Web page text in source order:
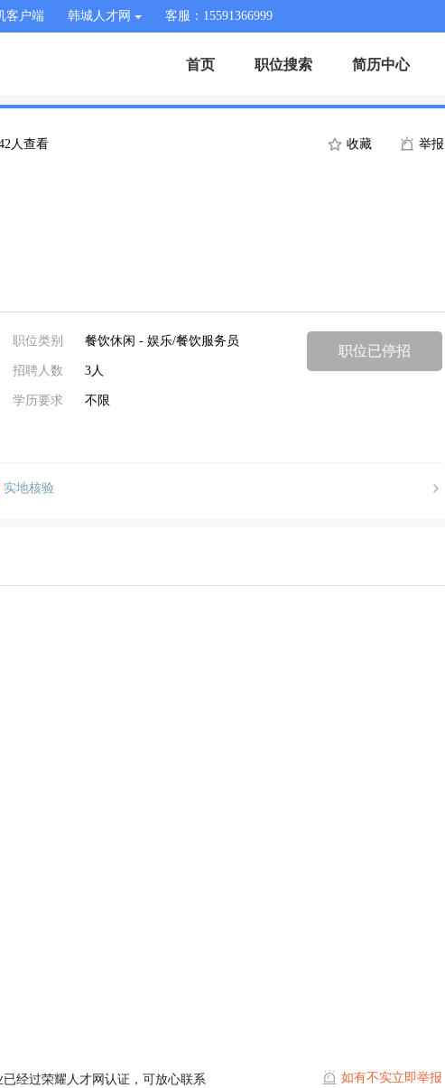
客户端 韩城人才网 客服：15591366999
首页 职位搜索 简历中心
人查看 收藏 举报
职位类别 餐饮休闲 - 娱乐/餐饮服务员
招聘人数 3人
学历要求 不限
职位已停招
实地核验
经过荣耀人才网认证，可放心联系 如有不实立即举报